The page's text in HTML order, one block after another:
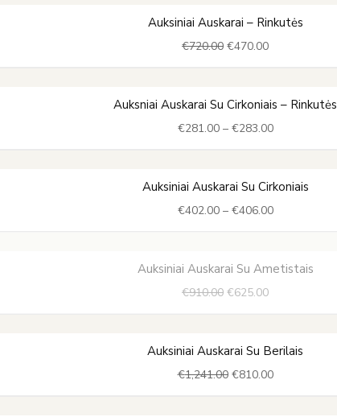
Auksiniai Auskarai – Rinkutės
€720.00
price
was:
€470.00
price
is:
Auksniai Auskarai Su Cirkoniais – Rinkutės
€281.00 – €283.00
range:
€281.00
Auksiniai Auskarai Su Cirkoniais
€402.00 – €406.00
range:
€402.00
Auksiniai Auskarai Su Ametistais
€910.00
price
was:
€625.00
price
is:
Auksiniai Auskarai Su Berilais
€1,241.00
price
was:
€810.00
price
is: